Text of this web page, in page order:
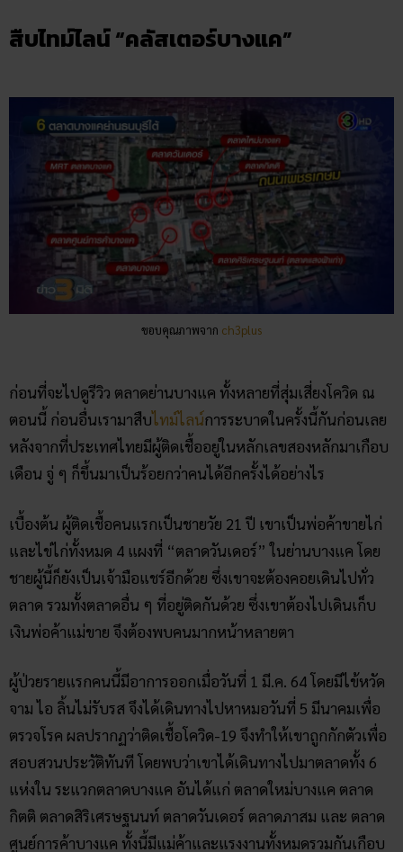
สืบไทม์ไลน์ “คลัสเตอร์บางแค”
ขอบคุณภาพจาก ch3plus
ก่อนที่จะไปดูรีวิว ตลาดย่านบางแค ทั้งหลายที่สุ่มเสี่ยงโควิด ณ
ตอนนี้ ก่อนอื่นเรามาสืบไทม์ไลน์การระบาดในครั้งนี้กันก่อนเลย
หลังจากที่ประเทศไทยมีผู้ติดเชื้ออยู่ในหลักเลขสองหลักมาเกือบ
เดือน จู่ ๆ ก็ขึ้นมาเป็นร้อยกว่าคนได้อีกครั้งได้อย่างไร
เบื้องต้น ผู้ติดเชื้อคนแรกเป็นชายวัย 21 ปี เขาเป็นพ่อค้าขายไก่
และไข่ไก่ทั้งหมด 4 แผงที่ “ตลาดวันเดอร์” ในย่านบางแค โดย
ชายผู้นี้ก็ยังเป็นเจ้ามือแชร์อีกด้วย ซึ่งเขาจะต้องคอยเดินไปทั่ว
ตลาด รวมทั้งตลาดอื่น ๆ ที่อยู่ติดกันด้วย ซึ่งเขาต้องไปเดินเก็บ
เงินพ่อค้าแม่ขาย จึงต้องพบคนมากหน้าหลายตา
ผู้ป่วยรายแรกคนนี้มีอาการออกเมื่อวันที่ 1 มี.ค. 64 โดยมีไข้หวัด
จาม ไอ ลิ้นไม่รับรส จึงได้เดินทางไปหาหมอวันที่ 5 มีนาคมเพื่อ
ตรวจโรค ผลปรากฏว่าติดเชื้อโควิด-19 จึงทำให้เขาถูกกักตัวเพื่อ
สอบสวนประวัติทันที โดยพบว่าเขาได้เดินทางไปมาตลาดทั้ง 6
แห่งใน ระแวกตลาดบางแค อันได้แก่ ตลาดใหม่บางแค ตลาด
กิตติ ตลาดสิริเศรษฐนนท์ ตลาดวันเดอร์ ตลาดภาสม และ ตลาด
ศูนย์การค้าบางแค ทั้งนี้มีแม่ค้าและแรงงานทั้งหมดรวมกันเกือบ